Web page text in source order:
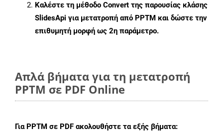
Καλέστε τη μέθοδο Convert της παρουσίας κλάσης
SlidesApi για μετατροπή από PPTM και δώστε την
επιθυμητή μορφή ως 2η παράμετρο.
Απλά βήματα για τη μετατροπή
PPTM σε PDF Online
Για PPTM σε PDF ακολουθήστε τα εξής βήματα: